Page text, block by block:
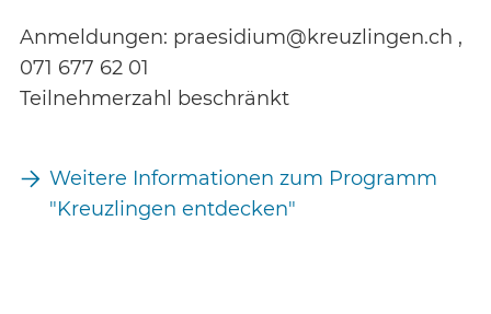
Anmeldungen: praesidium@kreuzlingen.ch ,
071 677 62 01
Teilnehmerzahl beschränkt
Weitere Informationen zum Programm
"Kreuzlingen entdecken"